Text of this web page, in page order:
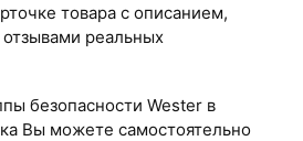
товара с описанием,
реальных
безопасности Wester в
Вы можете самостоятельно